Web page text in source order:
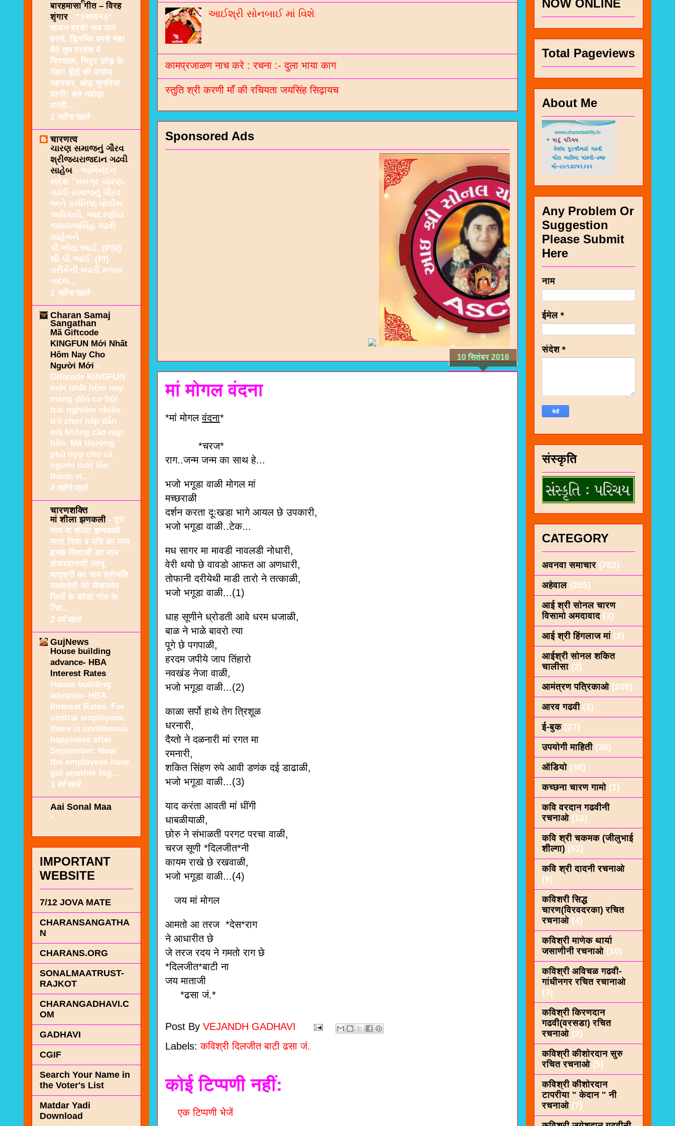
આઈશ્રી સોનબાઈ માં વિશે
कामप्रजाळण नाच करे : रचना :- दुला भाया काग
स्तुति श्री करणी माँ की रचियता जयसिंह सिढ़ायच
Sponsored Ads
10 सितंबर 2016
मां मोगल वंदना
*मां मोगलवंदना*
*चरज*
राग..जन्म जन्म का साथ हे...
भजो भगूडा वाळी मोगल मां
मच्छराळी
दर्शन करता दूःखडा भागे आयल छे उपकारी,
भजो भगूडा वाळी..टेक...
मध सागर मा मावडी नावलडी नोधारी,
वेरी थयो छे वावडो आफत आ अणधारी,
तोफानी दरीयेथी माडी तारो ने तत्काळी,
भजो भगूडा वाळी...(1)
धाह सूणीने ध्रोडती आवे धरम धजाळी,
बाळ ने भाळे बावरो त्या
पूगे छे पगपाळी,
हरदम जपीये जाप तिंहारो
नवखंड नेजा वाळी,
भजो भगूडा वाळी...(2)
काळा सर्पो हाथे तेग त्रिशूळ
धरनारी,
दैय्तो ने दळनारी मां रगत मा
रमनारी,
शकित सिंहण रुपे आवी डणंक दई डाढाळी,
भजो भगूडा वाळी...(3)
याद करंता आवती मां धींगी
धाबळीयाळी,
छोरु ने संभाळती परगट परचा वाळी,
चरज सूणी *दिलजीत*नी
कायम राखे छे रखवाळी,
भजो भगूडा वाळी...(4)
जय मां मोगल
आमतो आ तरज *देस*राग
ने आधारीत छे
जे तरज रदय ने गमतो राग छे
*दिलजीत*बाटी ना
जय माताजी
*ढसा जं.*
Post By VEJANDH GADHAVI
Labels:कविश्री दिलजीत बाटी ढसा जं.
कोई टिप्पणी नहीं:
एक टिप्पणी भेजें
बारहमासा गीत – विरह
शृंगार - *॥सावन॥*
सावन बरसे! सब जन
हरसे, झिरमिर बरसे मेह!
बैठे तुम परदेस में
प्रियतम, निठुर छोड़ के
नेह!! बूँदों की पाजेब
पहनकर, ओढ़ चुनरिया
धानी! करे नवोढ़ा
धरती...
1 महीना पहले
चारणत्व
ચારણ સમાજનું ગૌરવ
શ્રીજયરાજદાન ગઢવી
સાહેબ - અભિનંદન
સંદેશ "સમગ્ર ચારણ-
ગઢવી સમાજનું ગૌરવ
અને કર્મનિષ્ઠ પોલીસ
અધિકારી, આદરણીય
જયરાજસિંહ ગઢવી
સાહેબને
પી.એસ.આઈ. (PSI)
થી પી.આઈ. (PI)
તરીકેની બઢતી મળવા
બદલ...
1 महीना पहले
Charan Samaj
Sangathan
Mã Giftcode
KINGFUN Mới Nhất
Hôm Nay Cho
Người Mới -
Giftcode KINGFUN
mới nhất hôm nay
mang đến cơ hội
trải nghiệm nhiều
trò chơi hấp dẫn
mà không cần nạp
tiền. Mã thưởng
phù hợp cho cả
người mới lẫn
thành vi...
4 महीने पहले
चारणशक्ति
मां शीला झणकली - पूरा
नाम मां शीला झणकली
माता पिता व पति का नाम
इनके पिताजी का नाम
शंकरदानजी रतनू
मातृश्री का नाम श्रीमति
पदमादेवी जो जैसलमेर
जिलें के कोडा गांव के
निव...
2 वर्ष पहले
GujNews
House building
advance- HBA
Interest Rates -
House building
advance- HBA
Interest Rates. For
central employees,
there is continuous
happiness after
September. Now
the employees have
got another big...
3 वर्ष पहले
Aai Sonal Maa
-
IMPORTANT
WEBSITE
7/12 JOVA MATE
CHARANSANGATHA
N
CHARANS.ORG
SONALMAATRUST-
RAJKOT
CHARANGADHAVI.C
OM
GADHAVI
CGIF
Search Your Name in
the Voter's List
Matdar Yadi
Download
NOW ONLINE
Total Pageviews
About Me
Any Problem Or
Suggestion
Please Submit
Here
नाम
ईमेल *
संदेश *
संस्कृति
CATEGORY
अवनवा समाचार (782)
अहेवाल (265)
आई श्री सोनल चारण
विसामो अमदावाद (3)
आई श्री हिंगलाज मां (2)
आईश्री सोनल शकित
चालीसा (2)
आमंत्रण पत्रिकाओ (208)
आरव गढवी (1)
ई-बुक (27)
उपयोगी माहिती (38)
ऑडियो (36)
कच्छना चारण गामो (1)
कवि वरदान गढवीनी
रचनाओ (12)
कवि श्री चकमक (जीलुभाई
शील्गा) (52)
कवि श्री दादनी रचनाओ
(9)
कविशरी सिद्ध
चारण(विरवदरका) रचित
रचनाओ (4)
कविश्री माणेक थार्या
जसाणीनी रचनाओ (10)
कविश्री अविचळ गढवी-
गांधीनगर रचित रचानाओ
(3)
कविश्री किरणदान
गढवी(वरसडा) रचित
रचनाओ (2)
कविश्री कीशाेरदान सुरु
रचित रचनाओ (5)
कविश्री कीशोरदान
टापरीया " केदान " नी
रचनाओ (7)